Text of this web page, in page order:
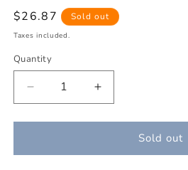
Regular
price
$26.87 Sold out
Taxes included.
Quantity
Decrease
quantity
for
CS6
Increase
quantity
for
CS6
Sold out